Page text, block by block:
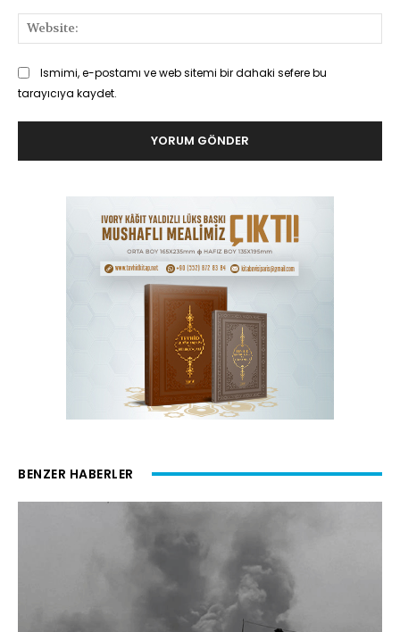
Ismimi, e-postamı ve web sitemi bir dahaki sefere bu
tarayıcıya kaydet.
BENZER HABERLER